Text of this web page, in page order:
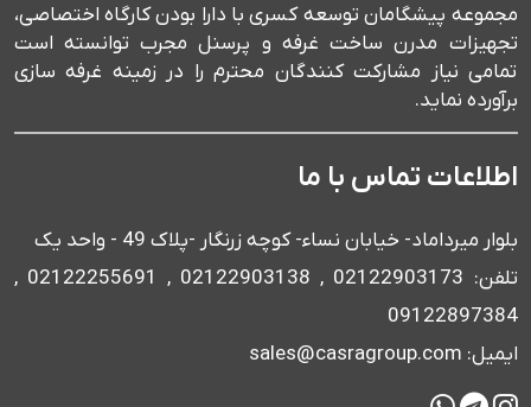
مجموعه پیشگامان توسعه کسری با دارا بودن کارگاه اختصاصی،
تجهیزات مدرن ساخت غرفه و پرسنل مجرب توانسته است
تمامی نیاز مشارکت کنندگان محترم را در زمینه غرفه سازی
برآورده نماید.
اطلاعات تماس با ما
بلوار میرداماد- خیابان نساء- کوچه زرنگار -پلاک 49 - واحد یک
تلفن: 02122903173 , 02122903138 , 02122255691 ,
09122897384
ایمیل: sales@casragroup.com